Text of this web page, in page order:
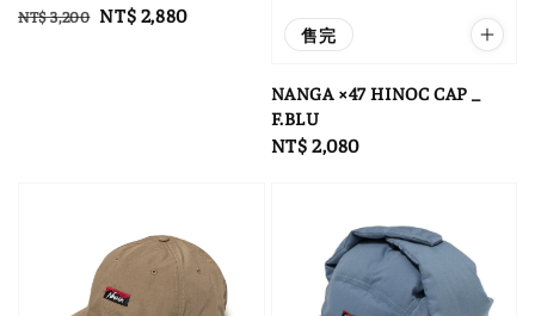
Regular
NT$ 3,200 Sale
NT$ 2,880
售完
NANGA ×47 HINOC CAP _
F.BLU
Regular
NT$ 2,080